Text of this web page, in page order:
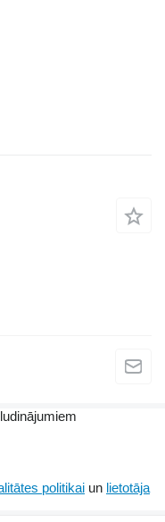
politikai un lietotāja